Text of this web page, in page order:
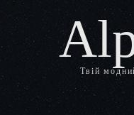
Твій